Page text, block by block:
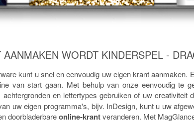
WORDT KINDERSPEL -
kunt u snel en eenvoudig uw eigen krant aanmaken.
van start gaan. Met behulp van onze eenvoudig te
achtergronden en lettertypes gebruiken of uw creativiteit
uw eigen programma's, bijv. InDesign, kunt u uw
doorbladerbareonline-krantveranderen. Met